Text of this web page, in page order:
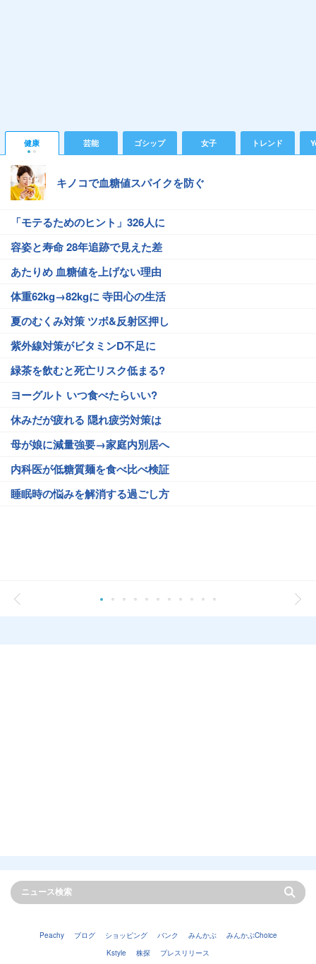
健康 芸能 ゴシップ 女子 トレンド
キノコで血糖値スパイクを防ぐ
「モテるためのヒント」326人に
容姿と寿命 28年追跡で見えた差
あたりめ 血糖値を上げない理由
体重62kg→82kgに 寺田心の生活
夏のむくみ対策 ツボ&反射区押し
紫外線対策がビタミンD不足に
緑茶を飲むと死亡リスク低まる?
ヨーグルト いつ食べたらいい?
休みだが疲れる 隠れ疲労対策は
母が娘に減量強要→家庭内別居へ
内科医が低糖質麺を食べ比べ検証
睡眠時の悩みを解消する過ごし方
Peachy ブログ ショッピング バンク みんかぶ
みんかぶChoice
Kstyle
株探 プレスリリース